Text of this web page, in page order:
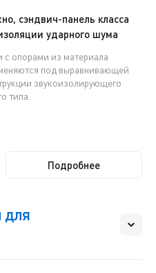
сэндвич-панель класса
ударного шума
с опорами из материала
под выравнивающей
звукоизолирующего
типа.
Подробнее
для